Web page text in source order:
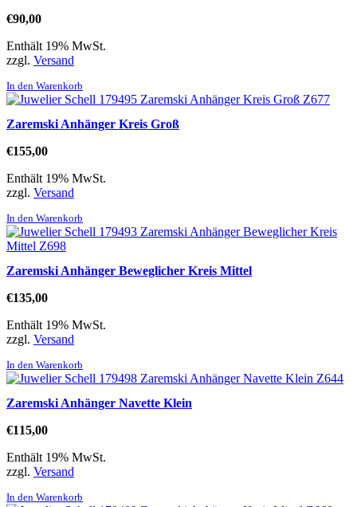
€90,00
Enthält 19% MwSt.
zzgl. Versand
In den Warenkorb
Zaremski Anhänger Kreis Groß
€155,00
Enthält 19% MwSt.
zzgl. Versand
In den Warenkorb
Zaremski Anhänger Beweglicher Kreis Mittel
€135,00
Enthält 19% MwSt.
zzgl. Versand
In den Warenkorb
Zaremski Anhänger Navette Klein
€115,00
Enthält 19% MwSt.
zzgl. Versand
In den Warenkorb